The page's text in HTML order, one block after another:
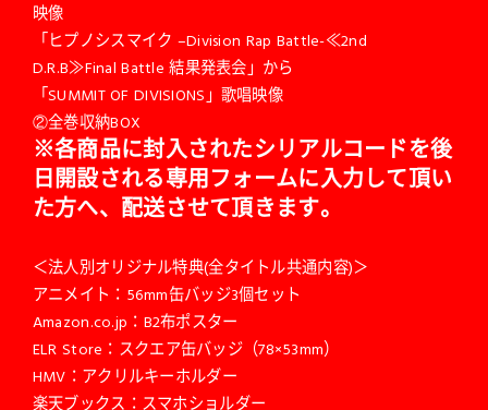
映像
「ヒプノシスマイク –Division Rap Battle-≪2nd
D.R.B≫Final Battle 結果発表会」から
「SUMMIT OF DIVISIONS」歌唱映像
②全巻収納BOX
※各商品に封入されたシリアルコードを後
日開設される専用フォームに入力して頂い
た方へ、配送させて頂きます。
＜法人別オリジナル特典(全タイトル共通内容)＞
アニメイト：56mm缶バッジ3個セット
Amazon.co.jp：B2布ポスター
ELR Store：スクエア缶バッジ（78×53mm）
HMV：アクリルキーホルダー
楽天ブックス：スマホショルダー